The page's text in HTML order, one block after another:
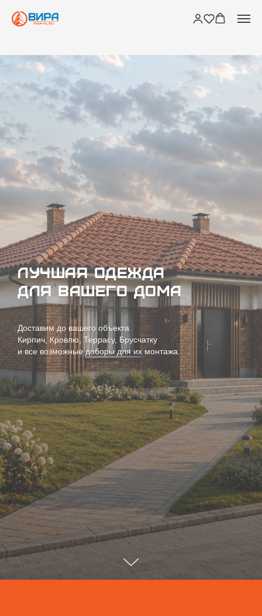
Лучшая одежда
для Вашего дома
Доставим до вашего объекта
Кирпич, Кровлю, Террасу, Брусчатку
и все возможные доборы для их монтажа.